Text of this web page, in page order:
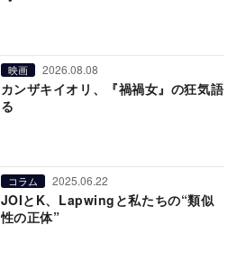
映画 2026.08.08
カンザキイオリ、『禍禍女』の狂気語
る
コラム 2025.06.22
JOIとK、Lapwingと私たちの“類似
性の正体”